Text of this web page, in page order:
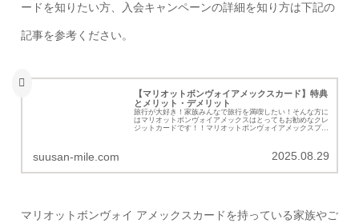
ードを知りたい方、入会キャンペーンの詳細を知り方は下記の
記事を参考ください。
【マリオットボンヴォイアメックスカード】特典
とメリット・デメリット
旅行が大好き！家族みんなで旅行を満喫したい！そんな方に
はマリオットボンヴォイアメックスはとってもお勧めなクレ
ジットカードです！！マリオットボンヴォイアメックスプレ
suusan-mile.com 2025.08.29
マリオットボンヴォイ アメックスカードを持っている家族やご